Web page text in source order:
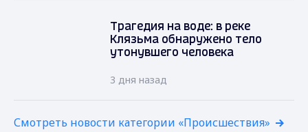
Трагедия на воде: в реке
Клязьма обнаружено тело
утонувшего человека
3 дня назад
Смотреть новости категории «Происшествия»